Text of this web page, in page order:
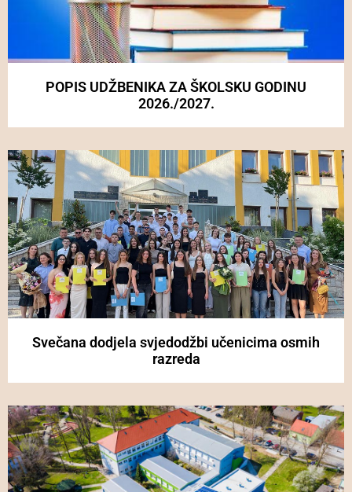
POPIS UDŽBENIKA ZA ŠKOLSKU GODINU
2026./2027.
Svečana dodjela svjedodžbi učenicima osmih
razreda